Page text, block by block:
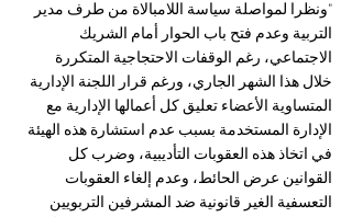
"ونظرا لمواصلة سياسة اللامبالاة من طرف مدير
التربية وعدم فتح باب الحوار أمام الشريك
الاجتماعي، رغم الوقفات الاحتجاجية المتكررة
خلال هذا الشهر الجاري، ورغم قرار اللجنة الإدارية
المتساوية الأعضاء تعليق كل أعمالها الإدارية مع
الإدارة المستخدمة بسبب عدم استشارة هذه الهيئة
في اتخاذ هذه العقوبات التأديبية، وضرب كل
القوانين عرض الحائط، وعدم إلغاء العقوبات
التعسفية الغير قانونية ضد المشرفين التربويين